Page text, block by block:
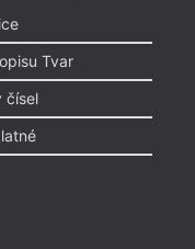
Tvar
čísel